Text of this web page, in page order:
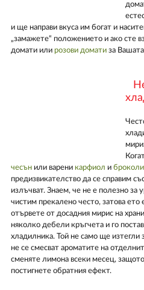
и ще направи вкуса им богат и
„замажете“ положението и ако сте
домати или розови доматиза
чесънили варени карфиол и броколи
предизвикателство да се справим
излъчват. Знаем, че не е полезно за
чистим прекалено често, затова ето
отървете от досадния мирис на
няколко дебели кръгчета и го
хладилника. Той не само ще изтегли
не се смесват ароматите на
сменяте лимона всеки месец,
постигнете обратния ефект.